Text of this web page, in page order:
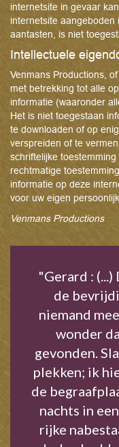
internetsite in gevaar
internetsite
aantasten, is niet
Intellectuele
Venmans Productions,
met betrekking tot alle
informatie (waaronder
Het is niet toegestaan
te downloaden of op
verspreiden of te
schriftelijke
rechtmatige
informatie op deze
voor uw eigen
Venmans Productions
"Gerard :
de
niemand
wonder
gevonden.
plekken; ik
de
nachts in
rijke